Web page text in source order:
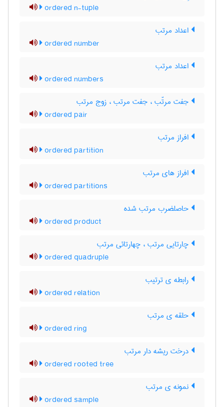
ordered n-tuple
اعداد مرتب
ordered number
اعداد مرتب
ordered numbers
جفت مرتّب ، جفت مرتب ، زوج مرتب
ordered pair
افراز مرتب
ordered partition
افراز های مرتب
ordered partitions
حاصلضرب مرتب شده
ordered product
چارتایی مرتب ، چهارتائی مرتب
ordered quadruple
رابطه ی ترتیب
ordered relation
حلقه ی مرتب
ordered ring
درخت ریشه دار مرتب
ordered rooted tree
نمونه ی مرتب
ordered sample